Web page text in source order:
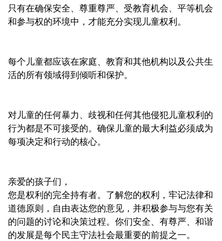
只有在确保安全、尊重尊严、受教育机会、平等机会
和参与权的环境中，才能充分实现儿童权利。
每个儿童都应该在家庭、教育和其他机构以及公共生
活的所有领域得到倾听和保护。
对儿童的任何暴力、歧视和任何其他侵犯儿童权利的
行为都是不可接受的。确保儿童的最大利益必须成为
每项决定和行动的核心。
亲爱的孩子们，
您是权利的完全持有者。了解您的权利，牢记法律和
道德原则，自由表达您的意见，并积极参与与您有关
的问题的讨论和决策过程。你们安全、有尊严、和谐
的发展是每个民主守法社会最重要的前提之一。